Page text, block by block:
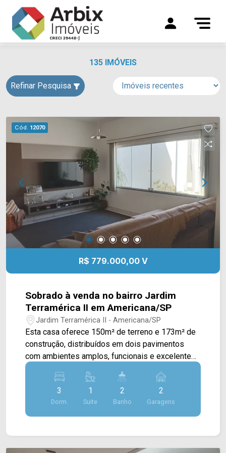
135 IMÓVEIS
Refinar Pesquisa
Cód. 12070
R$ 779.000,00 V
Sobrado à venda no bairro Jardim
Terramérica II em Americana/SP
Jardim Terramérica II - Americana/SP
Esta casa oferece 150m² de terreno e 173m² de
construção, distribuídos em dois pavimentos
com ambientes amplos, funcionais e excelente
aproveitamento dos espaços. A área social conta
com uma ampla sala de estar, valorizada pela
excelente iluminação natural, sala de jantar
integrada à cozinha planejada com balcão,
armários e exaustor, além de área gourmet e área
3
Dorm.
1
Suite
2
Banho
2
Garagens